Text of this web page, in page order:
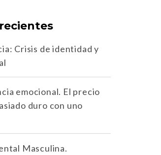
Crisis de identidad y
emocional. El precio
duro con uno
Masculina.